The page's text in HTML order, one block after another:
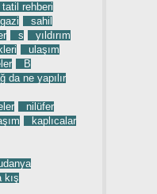
tatil rehberi
sahil
s
yıldırım
ulaşım
B
da ne yapılır
nilüfer
kaplıcalar
kış